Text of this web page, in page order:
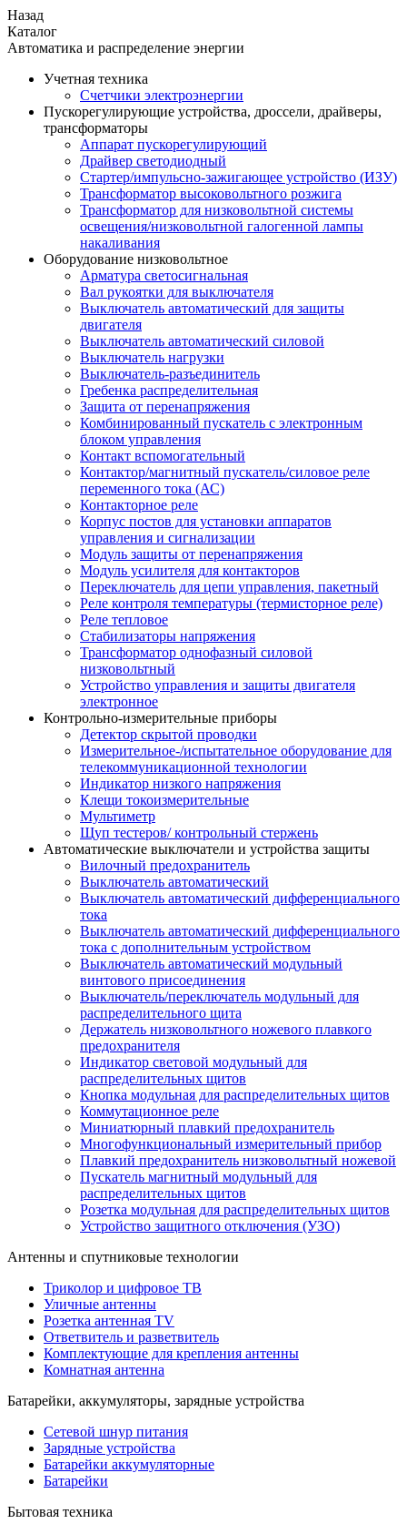
Назад
Каталог
Автоматика и распределение энергии
Учетная техника
Счетчики электроэнергии
Пускорегулирующие устройства, дроссели, драйверы,
трансформаторы
Аппарат пускорегулирующий
Драйвер светодиодный
Стартер/импульсно-зажигающее устройство (ИЗУ)
Трансформатор высоковольтного розжига
Трансформатор для низковольтной системы
освещения/низковольтной галогенной лампы
накаливания
Оборудование низковольтное
Арматура светосигнальная
Вал рукоятки для выключателя
Выключатель автоматический для защиты
двигателя
Выключатель автоматический силовой
Выключатель нагрузки
Выключатель-разъединитель
Гребенка распределительная
Защита от перенапряжения
Комбинированный пускатель с электронным
блоком управления
Контакт вспомогательный
Контактор/магнитный пускатель/силовое реле
переменного тока (АС)
Контакторное реле
Корпус постов для установки аппаратов
управления и сигнализации
Модуль защиты от перенапряжения
Модуль усилителя для контакторов
Переключатель для цепи управления, пакетный
Реле контроля температуры (термисторное реле)
Реле тепловое
Стабилизаторы напряжения
Трансформатор однофазный силовой
низковольтный
Устройство управления и защиты двигателя
электронное
Контрольно-измерительные приборы
Детектор скрытой проводки
Измерительное-/испытательное оборудование для
телекоммуникационной технологии
Индикатор низкого напряжения
Клещи токоизмерительные
Мультиметр
Щуп тестеров/ контрольный стержень
Автоматические выключатели и устройства защиты
Вилочный предохранитель
Выключатель автоматический
Выключатель автоматический дифференциального
тока
Выключатель автоматический дифференциального
тока с дополнительным устройством
Выключатель автоматический модульный
винтового присоединения
Выключатель/переключатель модульный для
распределительного щита
Держатель низковольтного ножевого плавкого
предохранителя
Индикатор световой модульный для
распределительных щитов
Кнопка модульная для распределительных щитов
Коммутационное реле
Миниатюрный плавкий предохранитель
Многофункциональный измерительный прибор
Плавкий предохранитель низковольтный ножевой
Пускатель магнитный модульный для
распределительных щитов
Розетка модульная для распределительных щитов
Устройство защитного отключения (УЗО)
Антенны и спутниковые технологии
Триколор и цифровое ТВ
Уличные антенны
Розетка антенная TV
Ответвитель и разветвитель
Комплектующие для крепления антенны
Комнатная антенна
Батарейки, аккумуляторы, зарядные устройства
Сетевой шнур питания
Зарядные устройства
Батарейки аккумуляторные
Батарейки
Бытовая техника